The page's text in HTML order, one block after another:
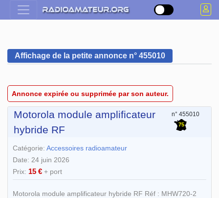
Affichage de la petite annonce n° 455010
Annonce expirée ou supprimée par son auteur.
Motorola module amplificateur
hybride RF
n° 455010
75
Catégorie: Accessoires radioamateur
Date: 24 juin 2026
Prix: 15 € + port
Motorola module amplificateur hybride RF Réf : MHW720-2